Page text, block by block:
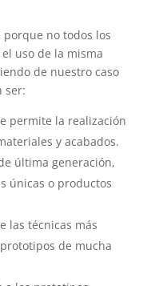
no todos los
uso de la misma
de nuestro caso
ser:
permite la realización
y acabados.
última generación,
únicas o productos
las técnicas más
de mucha